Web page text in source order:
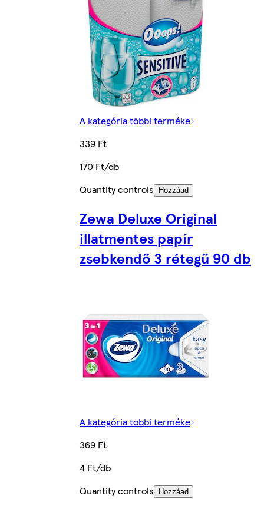
A kategória többi terméke
339 Ft
170 Ft/db
Quantity controls
Hozzáad
Zewa Deluxe Original
illatmentes papír
zsebkendő 3 rétegű 90 db
A kategória többi terméke
369 Ft
4 Ft/db
Quantity controls
Hozzáad